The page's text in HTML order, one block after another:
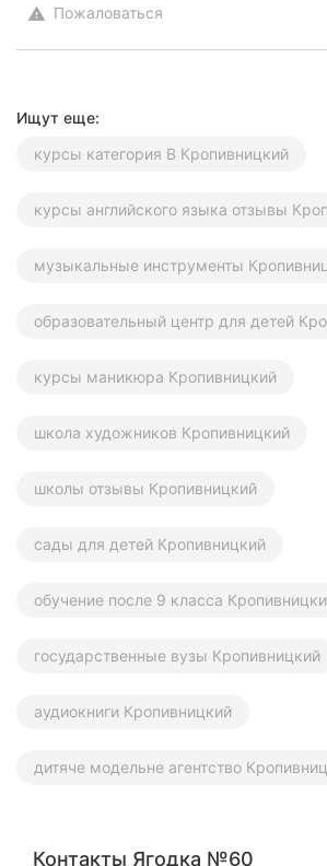
warning Пожаловаться
Ищут еще:
курсы категория В Кропивницкий
курсы английского языка отзывы
музыкальные инструменты
образовательный центр для детей
курсы маникюра Кропивницкий
школа художников Кропивницкий
школы отзывы Кропивницкий
сады для детей Кропивницкий
обучение после 9 класса
государственные вузы Кропивницкий
аудиокниги Кропивницкий
дитяче модельне агентство
Контакты Ягодка №60